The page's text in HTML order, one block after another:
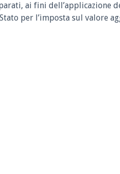
ai fini dell’applicazione
per l’imposta sul valore